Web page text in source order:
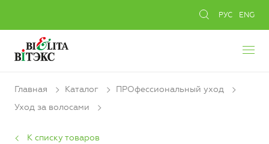
РУС ENG
Главная Каталог
ПРОфессиональный уход
Уход за волосами
К списку товаров